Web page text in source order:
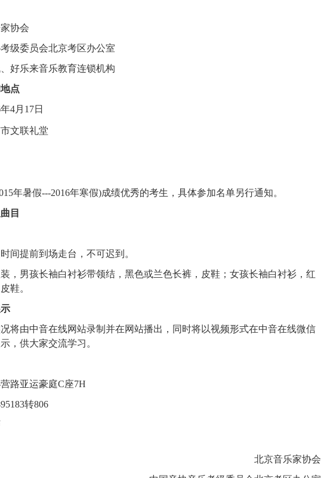
协会
委员会北京考区办公室
好乐来音乐教育连锁机构
点
4月17日
文联礼堂
暑假---2016年寒假)成绩优秀的考生，具体参加名单另行通知。
目
提前到场走台，不可迟到。
男孩长袖白衬衫带领结，黑色或兰色长裤，皮鞋；女孩长袖白衬衫，红
长袜，皮鞋。
由中音在线网站录制并在网站播出，同时将以视频形式在中音在线微信
，供大家交流学习。
亚运豪庭C座7H
转806
北京音乐家协会